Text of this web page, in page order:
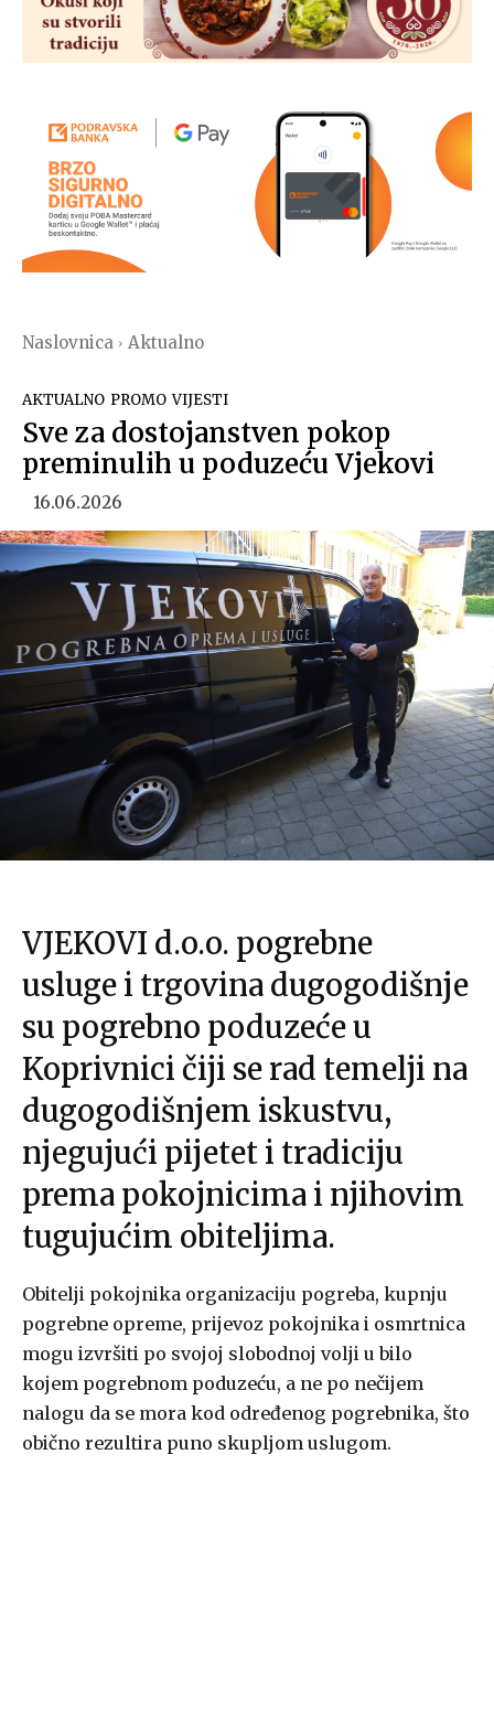
Naslovnica Aktualno
AKTUALNO PROMO VIJESTI
Sve za dostojanstven pokop
preminulih u poduzeću Vjekovi
16.06.2026
VJEKOVI d.o.o. pogrebne
usluge i trgovina dugogodišnje
su pogrebno poduzeće u
Koprivnici čiji se rad temelji na
dugogodišnjem iskustvu,
njegujući pijetet i tradiciju
prema pokojnicima i njihovim
tugujućim obiteljima.
Obitelji pokojnika organizaciju pogreba, kupnju
pogrebne opreme, prijevoz pokojnika i osmrtnica
mogu izvršiti po svojoj slobodnoj volji u bilo
kojem pogrebnom poduzeću, a ne po nečijem
nalogu da se mora kod određenog pogrebnika, što
obično rezultira puno skupljom uslugom.